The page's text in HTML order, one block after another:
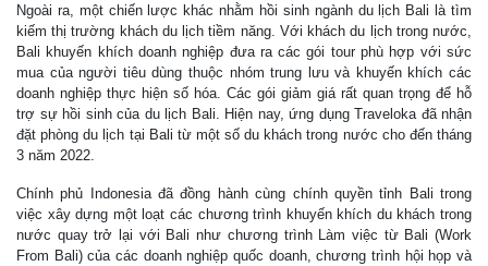
Ngoài ra, một chiến lược khác nhằm hồi sinh ngành du lịch Bali là tìm
kiếm thị trường khách du lịch tiềm năng. Với khách du lịch trong nước,
Bali khuyến khích doanh nghiệp đưa ra các gói tour phù hợp với sức
mua của người tiêu dùng thuộc nhóm trung lưu và khuyến khích các
doanh nghiệp thực hiện số hóa. Các gói giảm giá rất quan trọng để hỗ
trợ sự hồi sinh của du lịch Bali. Hiện nay, ứng dụng Traveloka đã nhận
đặt phòng du lịch tại Bali từ một số du khách trong nước cho đến tháng
3 năm 2022.
Chính phủ Indonesia đã đồng hành cùng chính quyền tỉnh Bali trong
việc xây dựng một loạt các chương trình khuyến khích du khách trong
nước quay trở lại với Bali như chương trình Làm việc từ Bali (Work
From Bali) của các doanh nghiệp quốc doanh, chương trình hội họp và